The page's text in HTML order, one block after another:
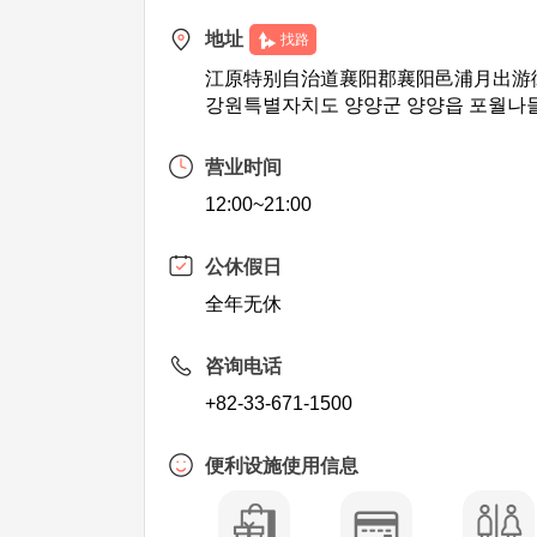
地址 找路
江原特别自治道襄阳郡襄阳邑浦月出游
강원특별자치도 양양군 양양읍 포월나
营业时间
12:00~21:00
公休假日
全年无休
咨询电话
+82-33-671-1500
便利设施使用信息